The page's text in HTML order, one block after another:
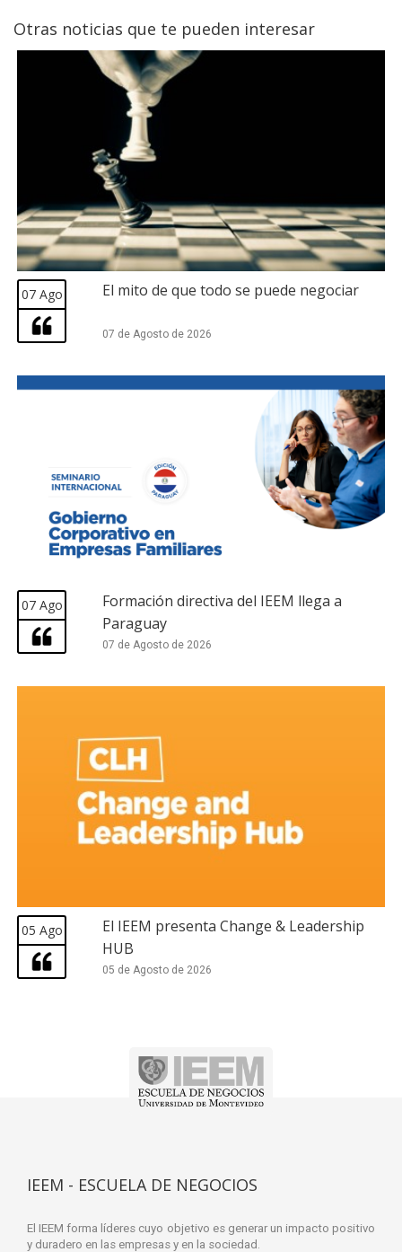
Otras noticias que te pueden interesar
07 Ago El mito de que todo se puede negociar
07 de Agosto de 2026
07 Ago
Formación directiva del IEEM llega a
Paraguay
07 de Agosto de 2026
05 Ago
El IEEM presenta Change & Leadership
HUB
05 de Agosto de 2026
IEEM - ESCUELA DE NEGOCIOS
El IEEM forma líderes cuyo objetivo es generar un impacto positivo
y duradero en las empresas y en la sociedad.